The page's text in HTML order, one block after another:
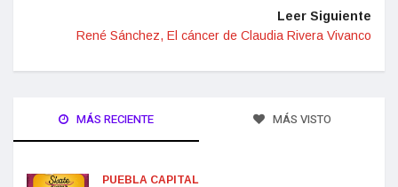
Leer Siguiente
René Sánchez, El cáncer de Claudia Rivera Vivanco
MÁS RECIENTE MÁS VISTO
PUEBLA CAPITAL